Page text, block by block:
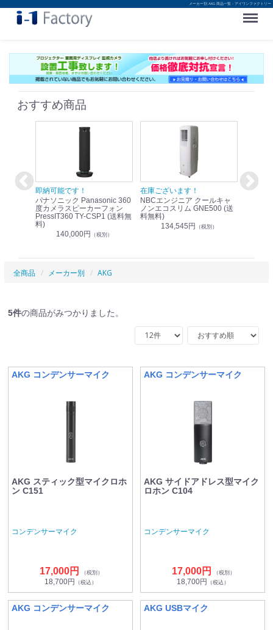
メーカー別 AKG 商品一覧 - アイワンファクトリー
Menu
おすすめ商品
即納可能です！
パナソニック Panasonic 360
度カメラスピーカーフォン
PressIT360 TY-CSP1 (送料無
料)
140,000円 （税別）
在庫ございます！
NBCエンジニア クールキャ
ノンエコスリム GNE500 (送
料無料)
134,545円 （税別）
即納可
全商品 メーカー別 AKG
5件の商品がみつかりました。
AKG コンデンサーマイク
AKG スティック型マイクロホ
ン C151
コンデンサーマイク
17,000円 （税別）
18,700円 （税込）
AKG コンデンサーマイク
AKG サイドアドレス型マイク
ロホン C104
コンデンサーマイク
17,000円 （税別）
18,700円 （税込）
AKG コンデンサーマイク AKG USBマイク